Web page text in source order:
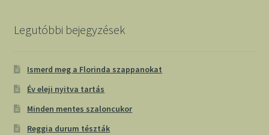
Legutóbbi bejegyzések
Ismerd meg a Florinda szappanokat
Év eleji nyitva tartás
Minden mentes szaloncukor
Reggia durum tészták